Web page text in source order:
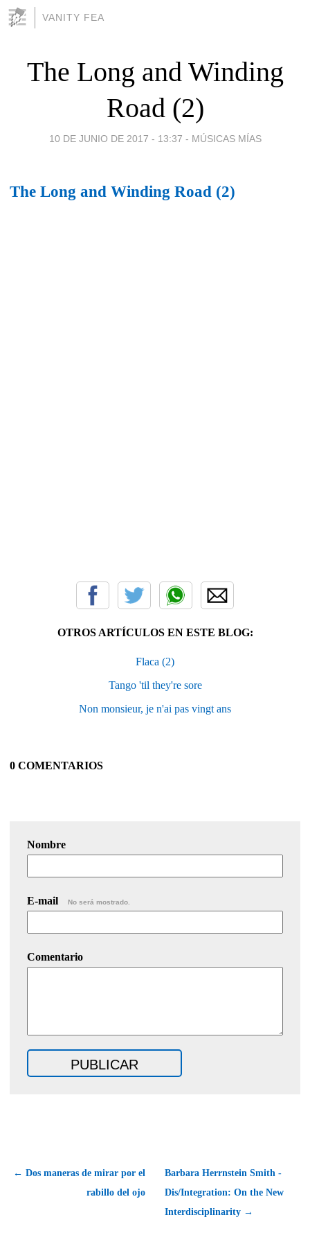
VANITY FEA
The Long and Winding
Road (2)
10 DE JUNIO DE 2017 - 13:37 - MÚSICAS MÍAS
The Long and Winding Road (2)
OTROS ARTÍCULOS EN ESTE BLOG:
Flaca (2)
Tango 'til they're sore
Non monsieur, je n'ai pas vingt ans
0 COMENTARIOS
Nombre
E-mail No será mostrado.
Comentario
← Dos maneras de mirar por el
rabillo del ojo
Barbara Herrnstein Smith -
Dis/Integration: On the New
Interdisciplinarity →